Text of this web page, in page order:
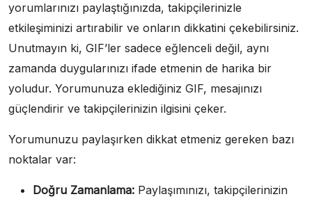
yorumlarınızı paylaştığınızda, takipçilerinizle
etkileşiminizi artırabilir ve onların dikkatini çekebilirsiniz.
Unutmayın ki, GIF’ler sadece eğlenceli değil, aynı
zamanda duygularınızı ifade etmenin de harika bir
yoludur. Yorumunuza eklediğiniz GIF, mesajınızı
güçlendirir ve takipçilerinizin ilgisini çeker.
Yorumunuzu paylaşırken dikkat etmeniz gereken bazı
noktalar var:
Doğru Zamanlama: Paylaşımınızı, takipçilerinizin